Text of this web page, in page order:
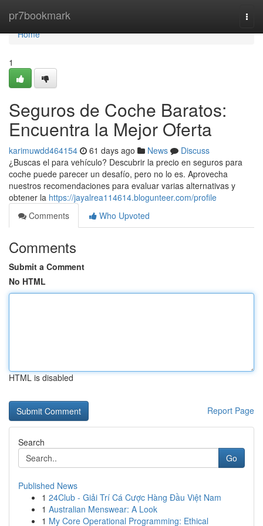
pr7bookmark
Home
Home
1
Seguros de Coche Baratos:
Encuentra la Mejor Oferta
karimuwdd464154 61 days ago News
Discuss
¿Buscas el para vehículo? Descubrir la precio en seguros para
coche puede parecer un desafío, pero no lo es. Aprovecha
nuestros recomendaciones para evaluar varias alternativas y
obtener la https://jayalrea114614.blogunteer.com/profile
Comments
Who Upvoted
Comments
Submit a Comment
No HTML
HTML is disabled
Report Page
Search
Go
Published News
1 24Club - Giải Trí Cá Cược Hàng Đầu Việt Nam
1 Australian Menswear: A Look
1 My Core Operational Programming: Ethical